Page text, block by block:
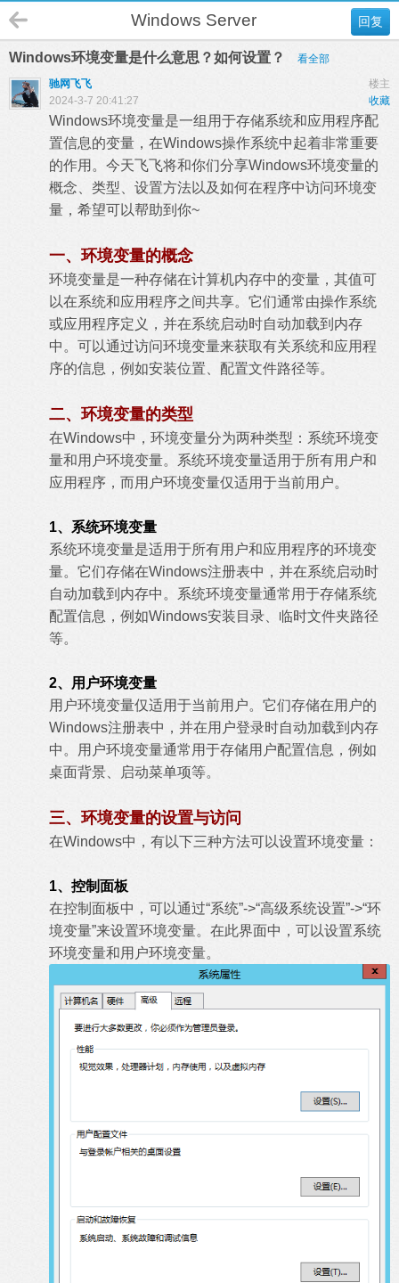
回复
Windows Server
Windows环境变量是什么意思？如何设置？
看全部
楼主
驰网飞飞
收藏
2024-3-7 20:41:27
Windows环境变量是一组用于存储系统和应用程序配
置信息的变量，在Windows操作系统中起着非常重要
的作用。今天飞飞将和你们分享Windows环境变量的
概念、类型、设置方法以及如何在程序中访问环境变
量，希望可以帮助到你~
一、环境变量的概念
环境变量是一种存储在计算机内存中的变量，其值可
以在系统和应用程序之间共享。它们通常由操作系统
或应用程序定义，并在系统启动时自动加载到内存
中。可以通过访问环境变量来获取有关系统和应用程
序的信息，例如安装位置、配置文件路径等。
二、环境变量的类型
在Windows中，环境变量分为两种类型：系统环境变
量和用户环境变量。系统环境变量适用于所有用户和
应用程序，而用户环境变量仅适用于当前用户。
1、系统环境变量
系统环境变量是适用于所有用户和应用程序的环境变
量。它们存储在Windows注册表中，并在系统启动时
自动加载到内存中。系统环境变量通常用于存储系统
配置信息，例如Windows安装目录、临时文件夹路径
等。
2、用户环境变量
用户环境变量仅适用于当前用户。它们存储在用户的
Windows注册表中，并在用户登录时自动加载到内存
中。用户环境变量通常用于存储用户配置信息，例如
桌面背景、启动菜单项等。
三、环境变量的设置与访问
在Windows中，有以下三种方法可以设置环境变量：
1、控制面板
在控制面板中，可以通过“系统”->“高级系统设置”->“环
境变量”来设置环境变量。在此界面中，可以设置系统
环境变量和用户环境变量。